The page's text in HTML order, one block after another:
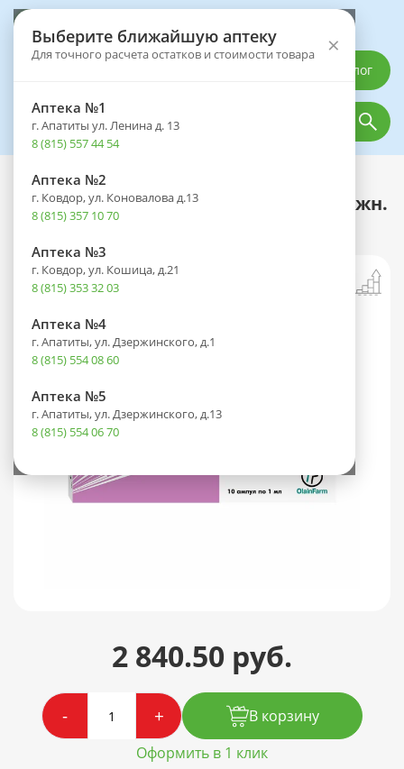
Выберите ближайшую аптеку
Для точного расчета остатков и стоимости товара ×
Аптека №1
г. Апатиты ул. Ленина д. 13
8 (815) 557 44 54
Аптека №2
г. Ковдор, ул. Коновалова д.13
8 (815) 357 10 70
Аптека №3
г. Ковдор, ул. Кошица, д.21
8 (815) 353 32 03
Аптека №4
г. Апатиты, ул. Дзержинского, д.1
8 (815) 554 08 60
Аптека №5
г. Апатиты, ул. Дзержинского, д.13
8 (815) 554 06 70
Каталог
Каталог Лекарственные препараты
Нейромидин амп.(р-р д/в/м и подкожн.
введ.) 5мг/мл №10
2 840.50 руб.
- +
В корзину
Оформить в 1 клик